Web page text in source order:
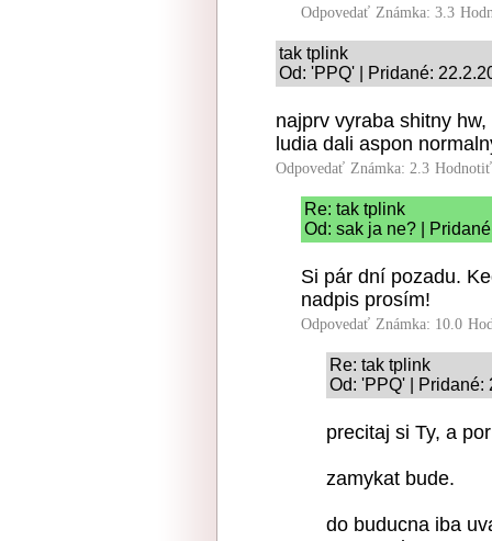
Odpovedať Známka: 3.3
tak tplink
Od: 'PPQ' | Pridané:
najprv vyraba shitny
ludia dali aspon
Odpovedať Známka: 2.3
Re: tak tplink
Od: sak ja ne? |
Si pár dní pozadu.
nadpis prosím!
Odpovedať Známka: 10.0
Re: tak tplink
Od: 'PPQ' | Pridané:
precitaj si Ty, a
zamykat bude.
do buducna iba